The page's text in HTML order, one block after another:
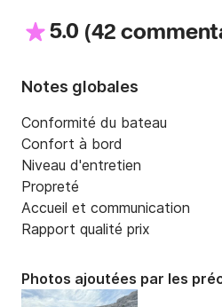
5.0 (42
Notes globales
Conformité du bateau
Confort à bord
Niveau d'entretien
Propreté
Accueil et communication
Rapport qualité prix
Photos ajoutées par les